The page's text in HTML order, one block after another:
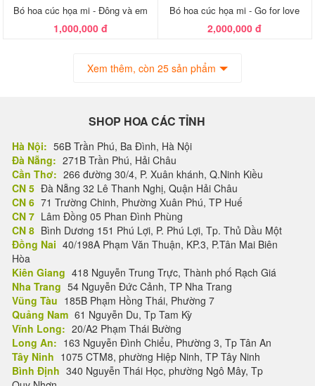
Bó hoa cúc họa mi - Đông và em
1,000,000 đ
Bó hoa cúc họa mi - Go for love
2,000,000 đ
Xem thêm, còn 25 sản phẩm
SHOP HOA CÁC TỈNH
Hà Nội: 56B Trần Phú, Ba Đình, Hà Nội
Đà Nẵng: 271B Trần Phú, Hải Châu
Cần Thơ: 266 đường 30/4, P. Xuân khánh, Q.Ninh Kiều
CN 5 Đà Nẵng 32 Lê Thanh Nghị, Quận Hải Châu
CN 6 71 Trường Chinh, Phường Xuân Phú, TP Huế
CN 7 Lâm Đồng 05 Phan Đình Phùng
CN 8 Bình Dương 151 Phú Lợi, P. Phú Lợi, Tp. Thủ Dầu Một
Đồng Nai 40/198A Phạm Văn Thuận, KP.3, P.Tân Mai Biên
Hòa
Kiên Giang 418 Nguyễn Trung Trực, Thành phố Rạch Giá
Nha Trang 54 Nguyễn Đức Cảnh, TP Nha Trang
Vũng Tàu 185B Phạm Hồng Thái, Phường 7
Quảng Nam 61 Nguyễn Du, Tp Tam Kỳ
Vĩnh Long: 20/A2 Phạm Thái Bường
Long An: 163 Nguyễn Đình Chiểu, Phường 3, Tp Tân An
Tây Ninh 1075 CTM8, phường Hiệp Ninh, TP Tây Ninh
Bình Định 340 Nguyễn Thái Học, phường Ngô Mây, Tp